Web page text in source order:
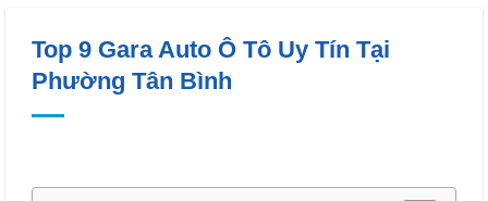
Top 9 Gara Auto Ô Tô Uy Tín Tại
Phường Tân Bình